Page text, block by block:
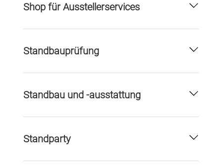
Shop für Ausstellerservices
Standbauprüfung
Standbau und -ausstattung
Standparty